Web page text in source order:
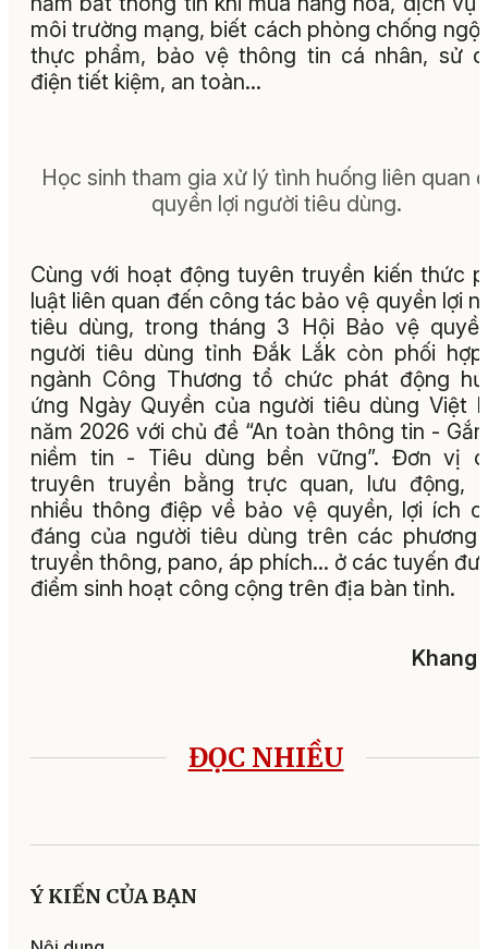
môi trường mạng, biết cách phòng chống ngộ
thực phẩm, bảo vệ thông tin cá nhân, sử
điện tiết kiệm, an toàn…
Học sinh tham gia xử lý tình huống liên quan
quyền lợi người tiêu dùng.
Cùng với hoạt động tuyên truyền kiến thức
luật liên quan đến công tác bảo vệ quyền lợi
tiêu dùng, trong tháng 3 Hội Bảo vệ
người tiêu dùng tỉnh Đắk Lắk còn phối
ngành Công Thương tổ chức phát động
ứng Ngày Quyền của người tiêu dùng Việt
năm 2026 với chủ đề “An toàn thông tin -
niềm tin - Tiêu dùng bền vững”. Đơn vị
truyên truyền bằng trực quan, lưu động,
nhiều thông điệp về bảo vệ quyền, lợi ích
đáng của người tiêu dùng trên các phương
truyền thông, pano, áp phích… ở các tuyến
điểm sinh hoạt công cộng trên địa bàn tỉnh.
Khang
ĐỌC NHIỀU
Ý KIẾN CỦA BẠN